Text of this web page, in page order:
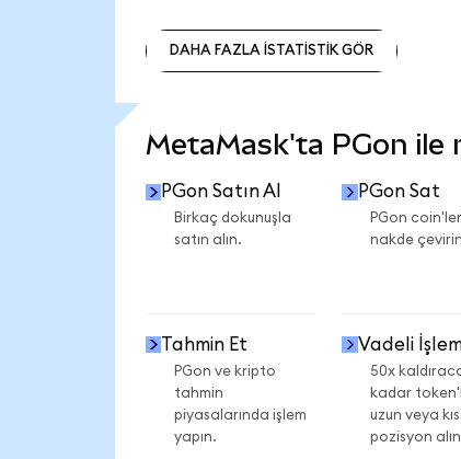
DAHA FAZLA İSTATİSTİK GÖR
MetaMask'ta PGon ile
PGon Satın Al
Birkaç dokunuşla
satın alın.
PGon Sat
PGon
nakde
Tahmin Et
PGon ve kripto
tahmin
piyasalarında işlem
yapın.
Vadeli
50x
kadar
uzun veya
pozisyon